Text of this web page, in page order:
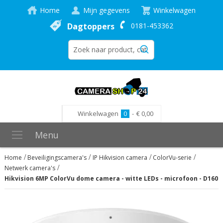
Home Mijn gegevens Winkelwagen
Dagtoppers 0181-453362
Winkelwagen 0 - € 0,00
Menu
Home Beveiligingscamera's IP Hikvision camera
ColorVu-serie
Netwerk camera's
Hikvision 6MP ColorVu dome camera - witte LEDs - microfoon -